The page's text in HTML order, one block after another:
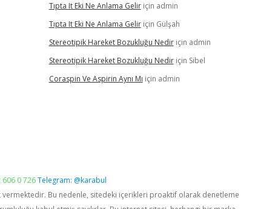
Tıpta It Eki Ne Anlama Geliriçin admin
Tıpta It Eki Ne Anlama Geliriçin Gülşah
Stereotipik Hareket Bozukluğu Nediriçin admin
Stereotipik Hareket Bozukluğu Nediriçin Sibel
Coraspin Ve Aspirin Aynı Mı için admin
0 726Telegram: @karabul
vermektedir. Bu nedenle, sitedeki içerikleri proaktif olarak denetleme